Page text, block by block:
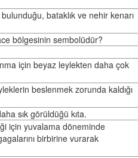
bataklık ve nehir kenarı
bölgesinin sembolüdür?
için beyaz leylekten daha çok
beslenmek zorunda kaldığı
sık görüldüğü kıta.
için yuvalama döneminde
birbirine vurarak